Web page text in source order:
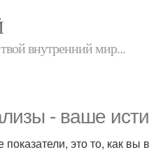
внутренний мир...
- ваше
это то, как вы